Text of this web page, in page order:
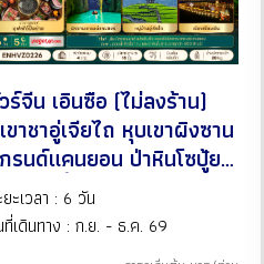
ร์จีน เอินซือ (ไม่ลงร้าน)
ขาชาอู่เจียไถ หุบเขาผิงซาน
รนด์แคนยอน ป่าหินโซปู้ยา
เขาผีเสื้อ อุทยานจิ่นลี่ซาน
เย็น-กลับดึก 6วัน5คืน
ะเวลา : 6 วัน
ที่เดินทาง : ก.ย. - ธ.ค. 69